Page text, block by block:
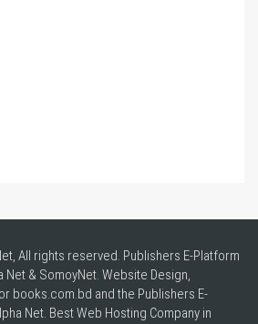
All rights reserved. Publishers E-Platform
Net & SomoyNet. Website Design,
books.com.bd and the Publishers E-
Net. BestWeb Hosting Company in